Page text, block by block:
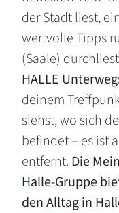
der Stadt liest,
wertvolle Tipps
(Saale)
HALLE
deinem
siehst, wo sich
befindet – es ist
entfernt. Die
Halle-Gruppe
den Alltag in